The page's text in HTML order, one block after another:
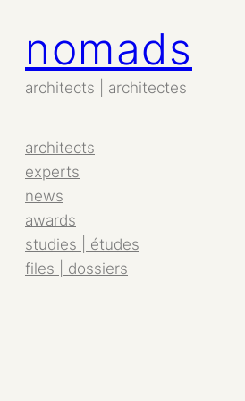
Aller
au
contenu
nomads
architects | architectes
architects
experts
news
awards
studies | études
files | dossiers